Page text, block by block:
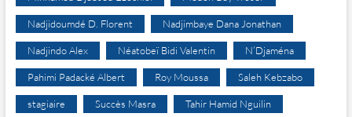
Nadjidoumdé D. Florent Nadjimbaye Dana Jonathan
Nadjindo Alex Néatobeï Bidi Valentin N’Djaména
Pahimi Padacké Albert Roy Moussa Saleh Kebzabo
stagiaire Succès Masra Tahir Hamid Nguilin